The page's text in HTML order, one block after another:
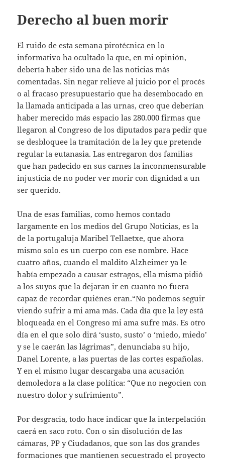
Derecho al buen morir
El ruido de esta semana pirotécnica en lo
informativo ha ocultado la que, en mi opinión,
debería haber sido una de las noticias más
comentadas. Sin negar relieve al juicio por el procés
o al fracaso presupuestario que ha desembocado en
la llamada anticipada a las urnas, creo que deberían
haber merecido más espacio las 280.000 firmas que
llegaron al Congreso de los diputados para pedir que
se desbloquee la tramitación de la ley que pretende
regular la eutanasia. Las entregaron dos familias
que han padecido en sus carnes la inconmensurable
injusticia de no poder ver morir con dignidad a un
ser querido.
Una de esas familias, como hemos contado
largamente en los medios del Grupo Noticias, es la
de la portugaluja Maribel Tellaetxe, que ahora
mismo solo es un cuerpo con ese nombre. Hace
cuatro años, cuando el maldito Alzheimer ya le
había empezado a causar estragos, ella misma pidió
a los suyos que la dejaran ir en cuanto no fuera
capaz de recordar quiénes eran.“No podemos seguir
viendo sufrir a mi ama más. Cada día que la ley está
bloqueada en el Congreso mi ama sufre más. Es otro
día en el que solo dirá ‘susto, susto’ o ‘miedo, miedo’
y se le caerán las lágrimas”, denunciaba su hijo,
Danel Lorente, a las puertas de las cortes españolas.
Y en el mismo lugar descargaba una acusación
demoledora a la clase política: “Que no negocien con
nuestro dolor y sufrimiento”.
Por desgracia, todo hace indicar que la interpelación
caerá en saco roto. Con o sin disolución de las
cámaras, PP y Ciudadanos, que son las dos grandes
formaciones que mantienen secuestrado el proyecto